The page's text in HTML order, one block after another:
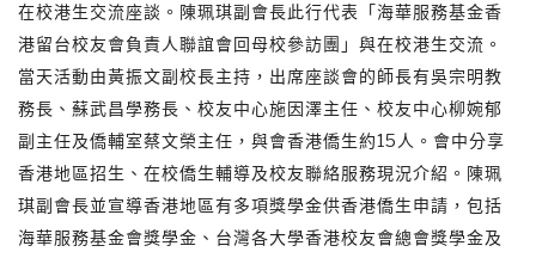
在校港生交流座談。陳珮琪副會長此行代表「海華服務基金香
港留台校友會負責人聯誼會回母校參訪團」與在校港生交流。
當天活動由黃振文副校長主持，出席座談會的師長有吳宗明教
務長、蘇武昌學務長、校友中心施因澤主任、校友中心柳婉郁
副主任及僑輔室蔡文榮主任，與會香港僑生約15人。會中分享
香港地區招生、在校僑生輔導及校友聯絡服務現況介紹。陳珮
琪副會長並宣導香港地區有多項獎學金供香港僑生申請，包括
海華服務基金會獎學金、台灣各大學香港校友會總會獎學金及